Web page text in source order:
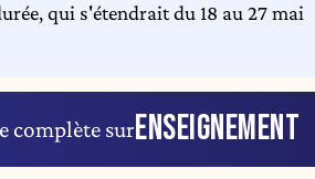
qui s'étendrait du 18 au 27 mai
complète surENSEIGNEMENT